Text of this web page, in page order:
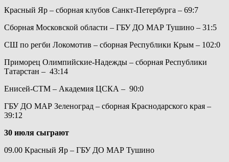
Красный Яр – cборная клубов Санкт-Петербурга – 69:7
Сборная Московской области – ГБУ ДО МАР Тушино – 31:5
СШ по регби Локомотив – сборная Республики Крым – 102:0
Приморец Олимпийские-Надежды – сборная Республики
Татарстан – 43:14
Енисей-СТМ – Академия ЦСКА – 90:0
ГБУ ДО МАР Зеленоград – сборная Краснодарского края –
39:12
30 июля сыграют
09.00 Красный Яр – ГБУ ДО МАР Тушино